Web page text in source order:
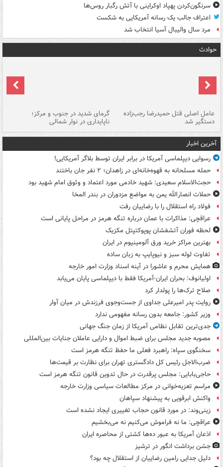
سرنگون‌کردن پهپاد اوکراینی با آتش رگبار روس‌ها
اعتراف جالب یک رسانه آمریکایی به شکست
مرد سال والیبال آسیا انتخاب شد
حوادث
عامل اصلی قتل حمیدرضا رجب‌زاده
دستگیر شد
گرمای شدید در جنوب و مرکز؛
ناپایداری در نوار شمالی
آخرین اخبار
رسوایی دیپلماسی آمریکا در برابر ایران توسط بلاگر آمریکایی!
حمله مسلحانه به قهوه‌خانه‌ای در زاهدان؛ ۲ نفر جان باختند
حجت‌الاسلام سعیدی: شهید خادمی مورد اعتماد و وثوق امام شهید بود
حملات انصارالله یمن به مواضع مزدوران در بندر المخا
فولاد راه استقلال را با رضاییان رفت
عراقچی: مذاکرات با عمان درباره تنگه هرمز در مراحل پایانی است
لحظه فوران آتشفشان پوپوکتپتل مکزیک
بهترین مراکز خرید ورق آلومینیوم در ایران
تفاوت لوله سبز و نیوپایپ به زبان ساده
همایش محرم و عاشورا در آینه اسناد وزارت امور خارجه
اولیانوف: بحران ایران-آمریکا فقط با دیپلماسی پایان می‌یابد
صلاح ترک‌ها را پولدار کرد
روایت پدر امیرعلی جداوی از جست‌وجوی فرزندش در میان آوار
وزیر کشور: جامعه بدون رسانه مفهومی ندارد
جدی‌ترین تقابل نظامی آمریکا از زمان جنگ جهانی
مصوبه جدید مجلس برای ضبط اموال و دارایی عاملان جنایات بین‌المللی
سخنگوی سپاه: راهبرد فعلی ما حفظ تنگه هرمز است
ضرب‌الاجل رئیس کل دادگستری تهران برای نظارت بر قیمت‌ها
حاجی‌بابایی: مجلس پرقدرت در حال تدوین قانون تنگه هرمز است
مراسم تعزیه‌خوانی در مرکز مطالعات سیاسی وزارت خارجه
واکنش ابرقویی به پیشنهاد سپاهان
زینی‌وند: در مورد قانون حجاب تغییری ایجاد نشده است
عراقچی: ما نه فراموش می‌کنیم نه می‌بخشیم
اذعان آمریکا به عبور ده‌ها کشتی از محاصره ایران
جشن برداشت انگور در ترشیز
دلیل جدایی رامین رضاییان از استقلال چه بود؟